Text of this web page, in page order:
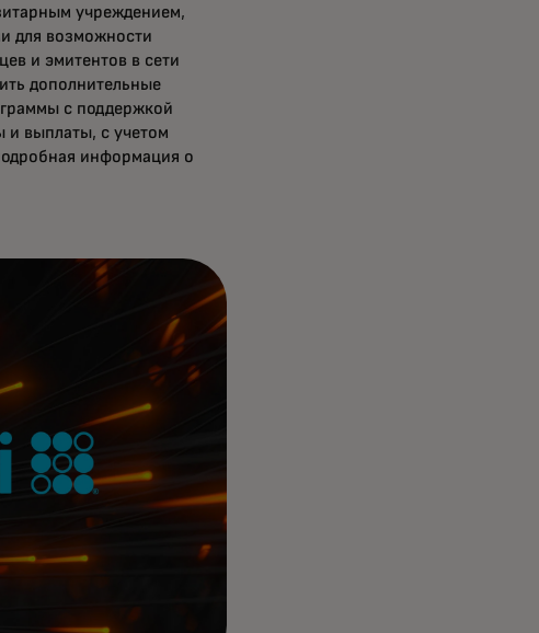
учреждением,
для возможности
и эмитентов в сети
дополнительные
с поддержкой
и выплаты, с учетом
информация о